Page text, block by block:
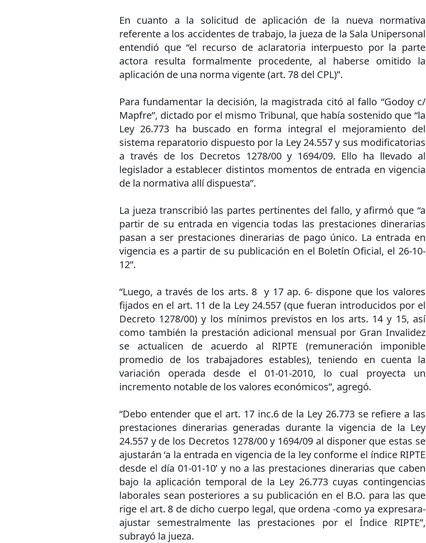
En cuanto a la solicitud de aplicación de la nueva normativa
referente a los accidentes de trabajo, la jueza de la Sala Unipersonal
entendió que “el recurso de aclaratoria interpuesto por la parte
actora resulta formalmente procedente, al haberse omitido la
aplicación de una norma vigente (art. 78 del CPL)”.
Para fundamentar la decisión, la magistrada citó al fallo “Godoy c/
Mapfre”, dictado por el mismo Tribunal, que había sostenido que “la
Ley 26.773 ha buscado en forma integral el mejoramiento del
sistema reparatorio dispuesto por la Ley 24.557 y sus modificatorias
a través de los Decretos 1278/00 y 1694/09. Ello ha llevado al
legislador a establecer distintos momentos de entrada en vigencia
de la normativa allí dispuesta”.
La jueza transcribió las partes pertinentes del fallo, y afirmó que “a
partir de su entrada en vigencia todas las prestaciones dinerarias
pasan a ser prestaciones dinerarias de pago único. La entrada en
vigencia es a partir de su publicación en el Boletín Oficial, el 26-10-
12”.
“Luego, a través de los arts. 8 y 17 ap. 6- dispone que los valores
fijados en el art. 11 de la Ley 24.557 (que fueran introducidos por el
Decreto 1278/00) y los mínimos previstos en los arts. 14 y 15, así
como también la prestación adicional mensual por Gran Invalidez
se actualicen de acuerdo al RIPTE (remuneración imponible
promedio de los trabajadores estables), teniendo en cuenta la
variación operada desde el 01-01-2010, lo cual proyecta un
incremento notable de los valores económicos”, agregó.
“Debo entender que el art. 17 inc.6 de la Ley 26.773 se refiere a las
prestaciones dinerarias generadas durante la vigencia de la Ley
24.557 y de los Decretos 1278/00 y 1694/09 al disponer que estas se
ajustarán ‘a la entrada en vigencia de la ley conforme el índice RIPTE
desde el día 01-01-10’ y no a las prestaciones dinerarias que caben
bajo la aplicación temporal de la Ley 26.773 cuyas contingencias
laborales sean posteriores a su publicación en el B.O. para las que
rige el art. 8 de dicho cuerpo legal, que ordena -como ya expresara-
ajustar semestralmente las prestaciones por el Índice RIPTE”,
subrayó la jueza.